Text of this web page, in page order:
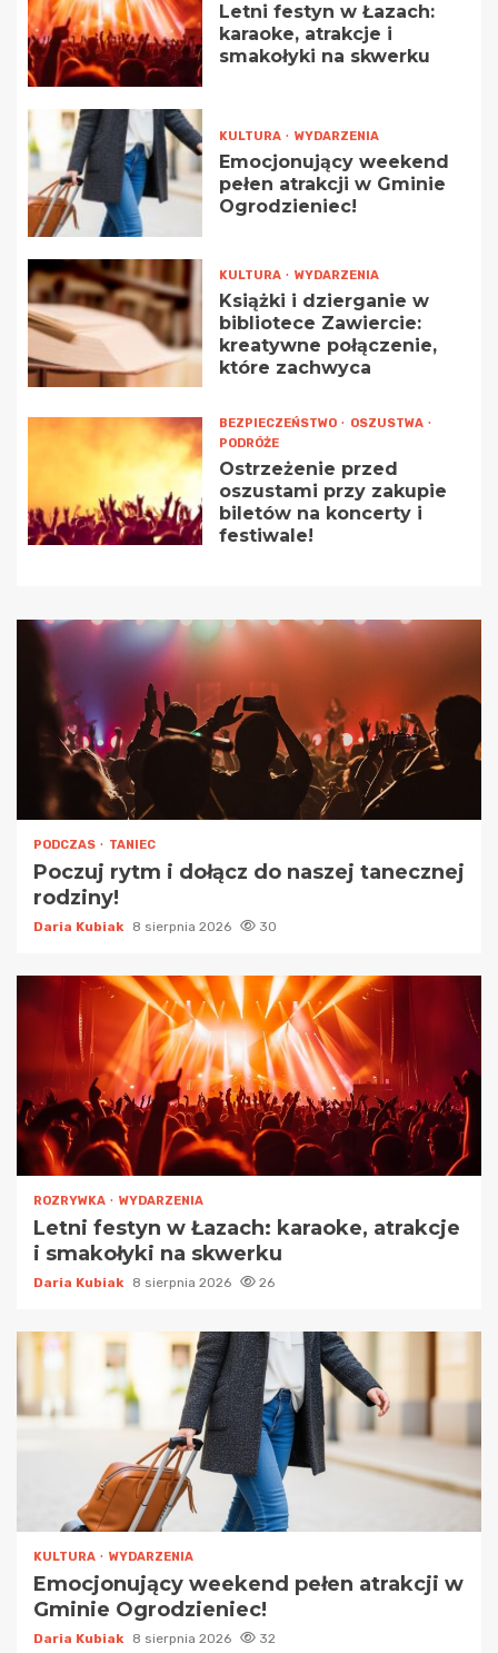
Letni festyn w Łazach:
karaoke, atrakcje i
smakołyki na skwerku
KULTURA WYDARZENIA
Emocjonujący weekend
pełen atrakcji w Gminie
Ogrodzieniec!
KULTURA WYDARZENIA
Książki i dzierganie w
bibliotece Zawiercie:
kreatywne połączenie,
które zachwyca
BEZPIECZEŃSTWO
OSZUSTWA
PODRÓŻE
Ostrzeżenie przed
oszustami przy zakupie
biletów na koncerty i
festiwale!
PODCZAS TANIEC
Poczuj rytm i dołącz do naszej tanecznej
rodziny!
Daria Kubiak 8 sierpnia 2026 30
ROZRYWKA WYDARZENIA
Letni festyn w Łazach: karaoke, atrakcje
i smakołyki na skwerku
Daria Kubiak 8 sierpnia 2026 26
KULTURA WYDARZENIA
Emocjonujący weekend pełen atrakcji w
Gminie Ogrodzieniec!
Daria Kubiak 8 sierpnia 2026 32